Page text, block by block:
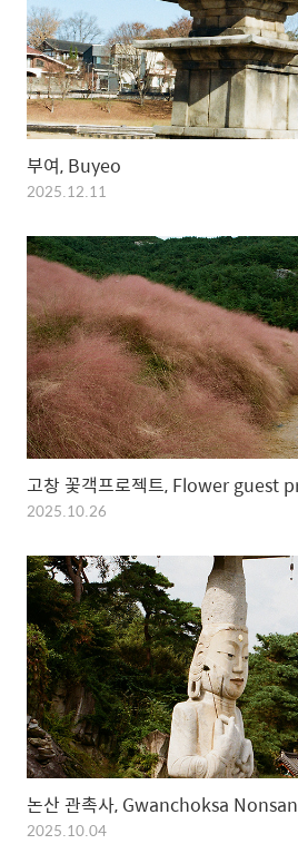
부여, Buyeo
2025.12.11
고창 꽃객프로젝트, Flower guest
2025.10.26
논산 관촉사, Gwanchoksa Nonsan
2025.10.04